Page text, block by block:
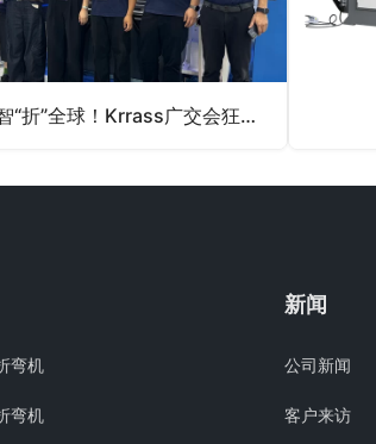
智“折”全球！Krrass广交会狂揽80万美金订单，Delem智能内核成抢单密码
弯机
弯机
新闻
公司新闻
客户来访